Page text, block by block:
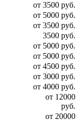
от 3500 руб.
от 5000 руб.
от 3500 руб.
3500 руб.
от 5000 руб.
от 5000 руб.
от 4500 руб.
от 3000 руб.
от 4000 руб.
от 12000
руб.
от 20000